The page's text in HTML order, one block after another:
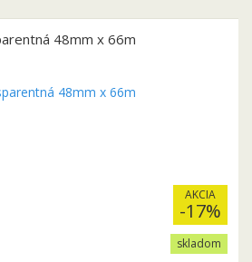
48mm x 66m
AKCIA
-17%
skladom